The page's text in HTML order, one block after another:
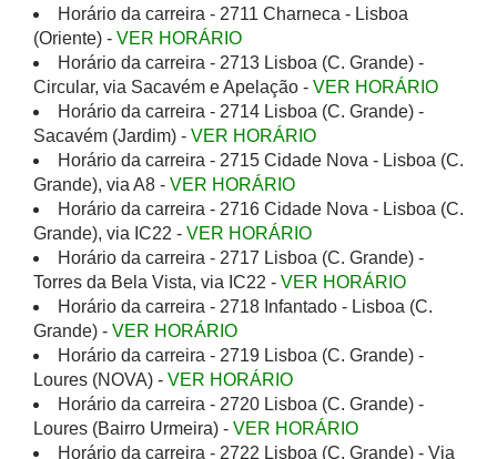
Horário da carreira - 2711 Charneca - Lisboa
(Oriente) - VER HORÁRIO
Horário da carreira - 2713 Lisboa (C. Grande) -
Circular, via Sacavém e Apelação - VER HORÁRIO
Horário da carreira - 2714 Lisboa (C. Grande) -
Sacavém (Jardim) - VER HORÁRIO
Horário da carreira - 2715 Cidade Nova - Lisboa (C.
Grande), via A8 - VER HORÁRIO
Horário da carreira - 2716 Cidade Nova - Lisboa (C.
Grande), via IC22 - VER HORÁRIO
Horário da carreira - 2717 Lisboa (C. Grande) -
Torres da Bela Vista, via IC22 - VER HORÁRIO
Horário da carreira - 2718 Infantado - Lisboa (C.
Grande) - VER HORÁRIO
Horário da carreira - 2719 Lisboa (C. Grande) -
Loures (NOVA) - VER HORÁRIO
Horário da carreira - 2720 Lisboa (C. Grande) -
Loures (Bairro Urmeira) - VER HORÁRIO
Horário da carreira - 2722 Lisboa (C. Grande) - Via